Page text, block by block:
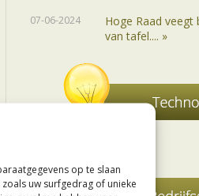
op te slaan
uw surfgedrag of unieke
07-06-2024
Hoge Raad
van tafel.... »